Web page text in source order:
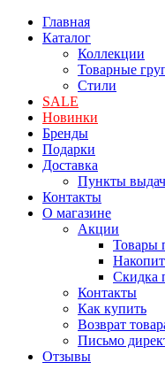
Главная
Каталог
Коллекции
Товарные
Стили
SALE
Новинки
Бренды
Подарки
Доставка
Пункты
Контакты
О магазине
Акции
Товары
Скидка
Контакты
Как купить
Возврат
Письмо
Отзывы